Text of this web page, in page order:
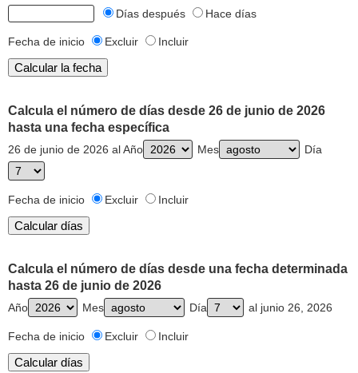
Días después Hace días
Fecha de inicio Excluir Incluir
Calcula el número de días desde 26 de junio de 2026
hasta una fecha específica
26 de junio de 2026 al Año Mes Día
Fecha de inicio Excluir Incluir
Calcula el número de días desde una fecha determinada
hasta 26 de junio de 2026
Año Mes Día al junio 26, 2026
Fecha de inicio Excluir Incluir